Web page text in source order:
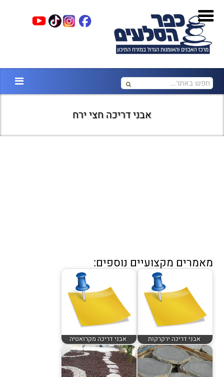
אבני דריכה חצי ירח
מאמרים מקצועיים נוספים:
אבני דריכה ירקרקות אבני דריכה מקרואטיה